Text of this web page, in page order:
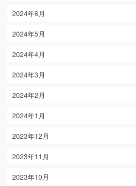
2024年6月
2024年5月
2024年4月
2024年3月
2024年2月
2024年1月
2023年12月
2023年11月
2023年10月